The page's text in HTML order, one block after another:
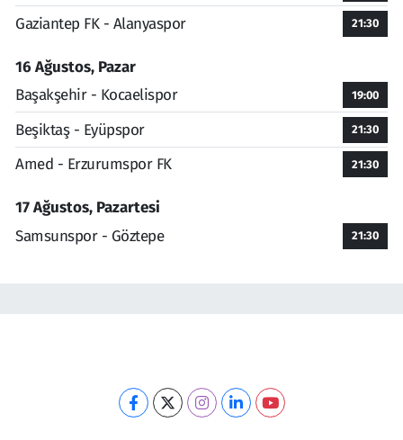
Gaziantep FK - Alanyaspor 21:30
16 Ağustos, Pazar
Başakşehir - Kocaelispor
19:00
Beşiktaş - Eyüpspor 21:30
Amed - Erzurumspor FK 21:30
17 Ağustos, Pazartesi
Samsunspor - Göztepe
21:30